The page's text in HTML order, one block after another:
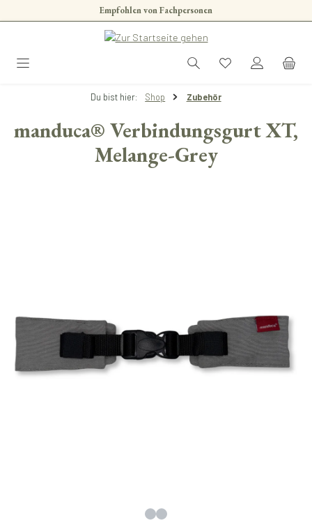
Zum Hauptinhalt springenEmpfohlen von Fachpersonen
Du bist hier: Shop Zubehör
manduca® Verbindungsgurt XT,
Melange-Grey